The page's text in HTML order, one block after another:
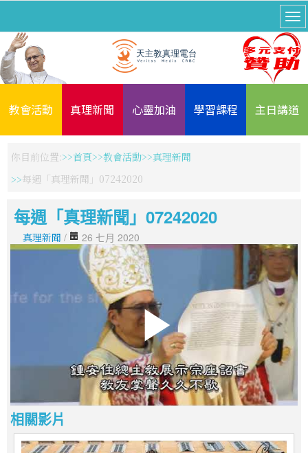
教會活動 真理新聞 心靈加油 學習課程 主日講道
你目前位置: 首頁 教會活動
真理新聞
每週「真理新聞」07242020
每週「真理新聞」07242020
真理新聞 / 26 七月 2020
相關影片